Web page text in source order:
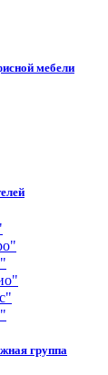
мебели
группа